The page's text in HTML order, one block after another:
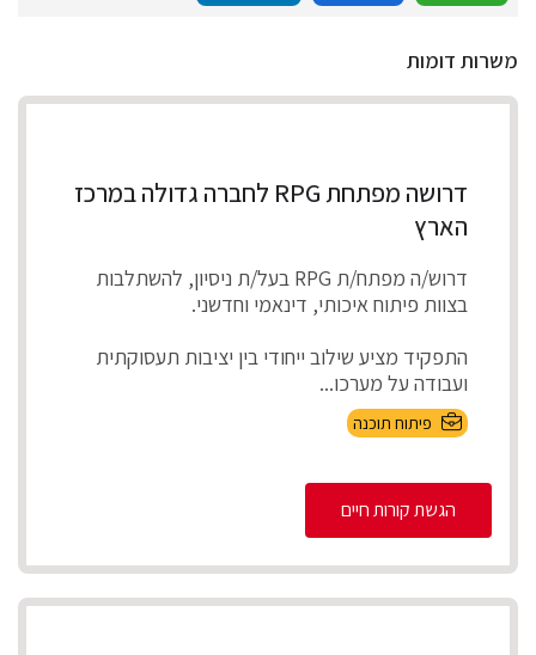
משרות דומות
דרושה מפתחת RPG לחברה גדולה במרכז
הארץ
דרוש/ה מפתח/ת RPG בעל/ת ניסיון, להשתלבות
בצוות פיתוח איכותי, דינאמי וחדשני.
התפקיד מציע שילוב ייחודי בין יציבות תעסוקתית
ועבודה על מערכו...
פיתוח תוכנה
הגשת קורות חיים